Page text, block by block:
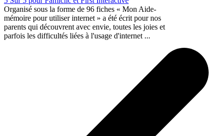
Organisé sous la forme de 96 fiches « Mon Aide-
mémoire pour utiliser internet » a été écrit pour nos
parents qui découvrent avec envie, toutes les joies et
parfois les difficultés liées à l'usage d'internet ...